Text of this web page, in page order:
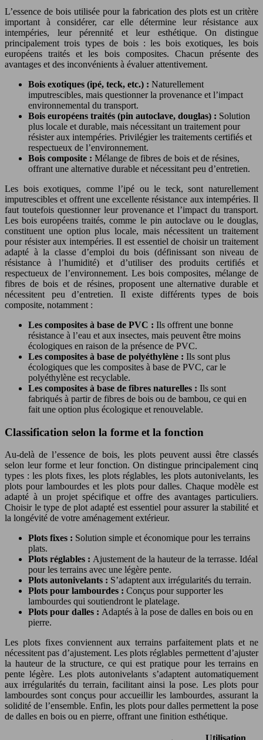
L’essence de bois utilisée pour la fabrication des plots est un critère
important à considérer, car elle détermine leur résistance aux
intempéries, leur pérennité et leur esthétique. On distingue
principalement trois types de bois : les bois exotiques, les bois
européens traités et les bois composites. Chacun présente des
avantages et des inconvénients à évaluer attentivement.
Bois exotiques (ipé, teck, etc.) : Naturellement
imputrescibles, mais questionner la provenance et l’impact
environnemental du transport.
Bois européens traités (pin autoclave, douglas) : Solution
plus locale et durable, mais nécessitant un traitement pour
résister aux intempéries. Privilégier les traitements certifiés et
respectueux de l’environnement.
Bois composite : Mélange de fibres de bois et de résines,
offrant une alternative durable et nécessitant peu d’entretien.
Les bois exotiques, comme l’ipé ou le teck, sont naturellement
imputrescibles et offrent une excellente résistance aux intempéries. Il
faut toutefois questionner leur provenance et l’impact du transport.
Les bois européens traités, comme le pin autoclave ou le douglas,
constituent une option plus locale, mais nécessitent un traitement
pour résister aux intempéries. Il est essentiel de choisir un traitement
adapté à la classe d’emploi du bois (définissant son niveau de
résistance à l’humidité) et d’utiliser des produits certifiés et
respectueux de l’environnement. Les bois composites, mélange de
fibres de bois et de résines, proposent une alternative durable et
nécessitent peu d’entretien. Il existe différents types de bois
composite, notamment :
Les composites à base de PVC : Ils offrent une bonne
résistance à l’eau et aux insectes, mais peuvent être moins
écologiques en raison de la présence de PVC.
Les composites à base de polyéthylène : Ils sont plus
écologiques que les composites à base de PVC, car le
polyéthylène est recyclable.
Les composites à base de fibres naturelles : Ils sont
fabriqués à partir de fibres de bois ou de bambou, ce qui en
fait une option plus écologique et renouvelable.
Classification selon la forme et la fonction
Au-delà de l’essence de bois, les plots peuvent aussi être classés
selon leur forme et leur fonction. On distingue principalement cinq
types : les plots fixes, les plots réglables, les plots autonivelants, les
plots pour lambourdes et les plots pour dalles. Chaque modèle est
adapté à un projet spécifique et offre des avantages particuliers.
Choisir le type de plot adapté est essentiel pour assurer la stabilité et
la longévité de votre aménagement extérieur.
Plots fixes : Solution simple et économique pour les terrains
plats.
Plots réglables : Ajustement de la hauteur de la terrasse. Idéal
pour les terrains avec une légère pente.
Plots autonivelants : S’adaptent aux irrégularités du terrain.
Plots pour lambourdes : Conçus pour supporter les
lambourdes qui soutiendront le platelage.
Plots pour dalles : Adaptés à la pose de dalles en bois ou en
pierre.
Les plots fixes conviennent aux terrains parfaitement plats et ne
nécessitent pas d’ajustement. Les plots réglables permettent d’ajuster
la hauteur de la structure, ce qui est pratique pour les terrains en
pente légère. Les plots autonivelants s’adaptent automatiquement
aux irrégularités du terrain, facilitant ainsi la pose. Les plots pour
lambourdes sont conçus pour accueillir les lambourdes, assurant la
solidité de l’ensemble. Enfin, les plots pour dalles permettent la pose
de dalles en bois ou en pierre, offrant une finition esthétique.